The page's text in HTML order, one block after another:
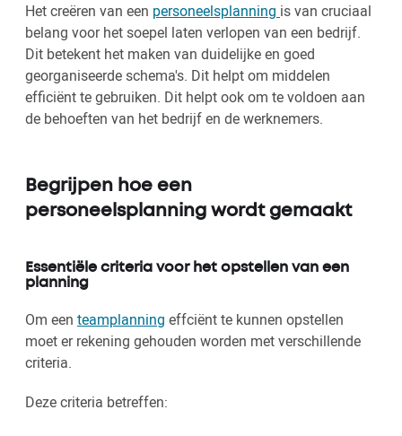
Het creëren van een personeelsplanning is van cruciaal
belang voor het soepel laten verlopen van een bedrijf.
Dit betekent het maken van duidelijke en goed
georganiseerde schema's. Dit helpt om middelen
efficiënt te gebruiken. Dit helpt ook om te voldoen aan
de behoeften van het bedrijf en de werknemers.
Begrijpen hoe een
personeelsplanning wordt gemaakt
Essentiële criteria voor het opstellen van een
planning
Om een teamplanning effciënt te kunnen opstellen
moet er rekening gehouden worden met verschillende
criteria.
Deze criteria betreffen: